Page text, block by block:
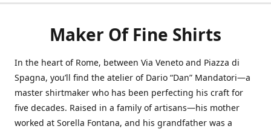
Maker Of Fine Shirts
In the heart of Rome, between Via Veneto and Piazza di
Spagna, you’ll find the atelier of Dario “Dan” Mandatori—a
master shirtmaker who has been perfecting his craft for
five decades. Raised in a family of artisans—his mother
worked at Sorella Fontana, and his grandfather was a